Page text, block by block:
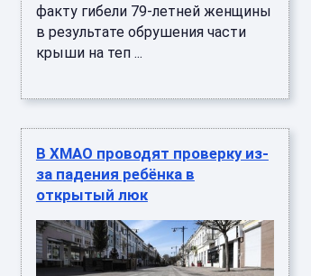
факту гибели 79-летней женщины
в результате обрушения части
крыши на теп ...
В ХМАО проводят проверку из-
за падения ребёнка в
открытый люк